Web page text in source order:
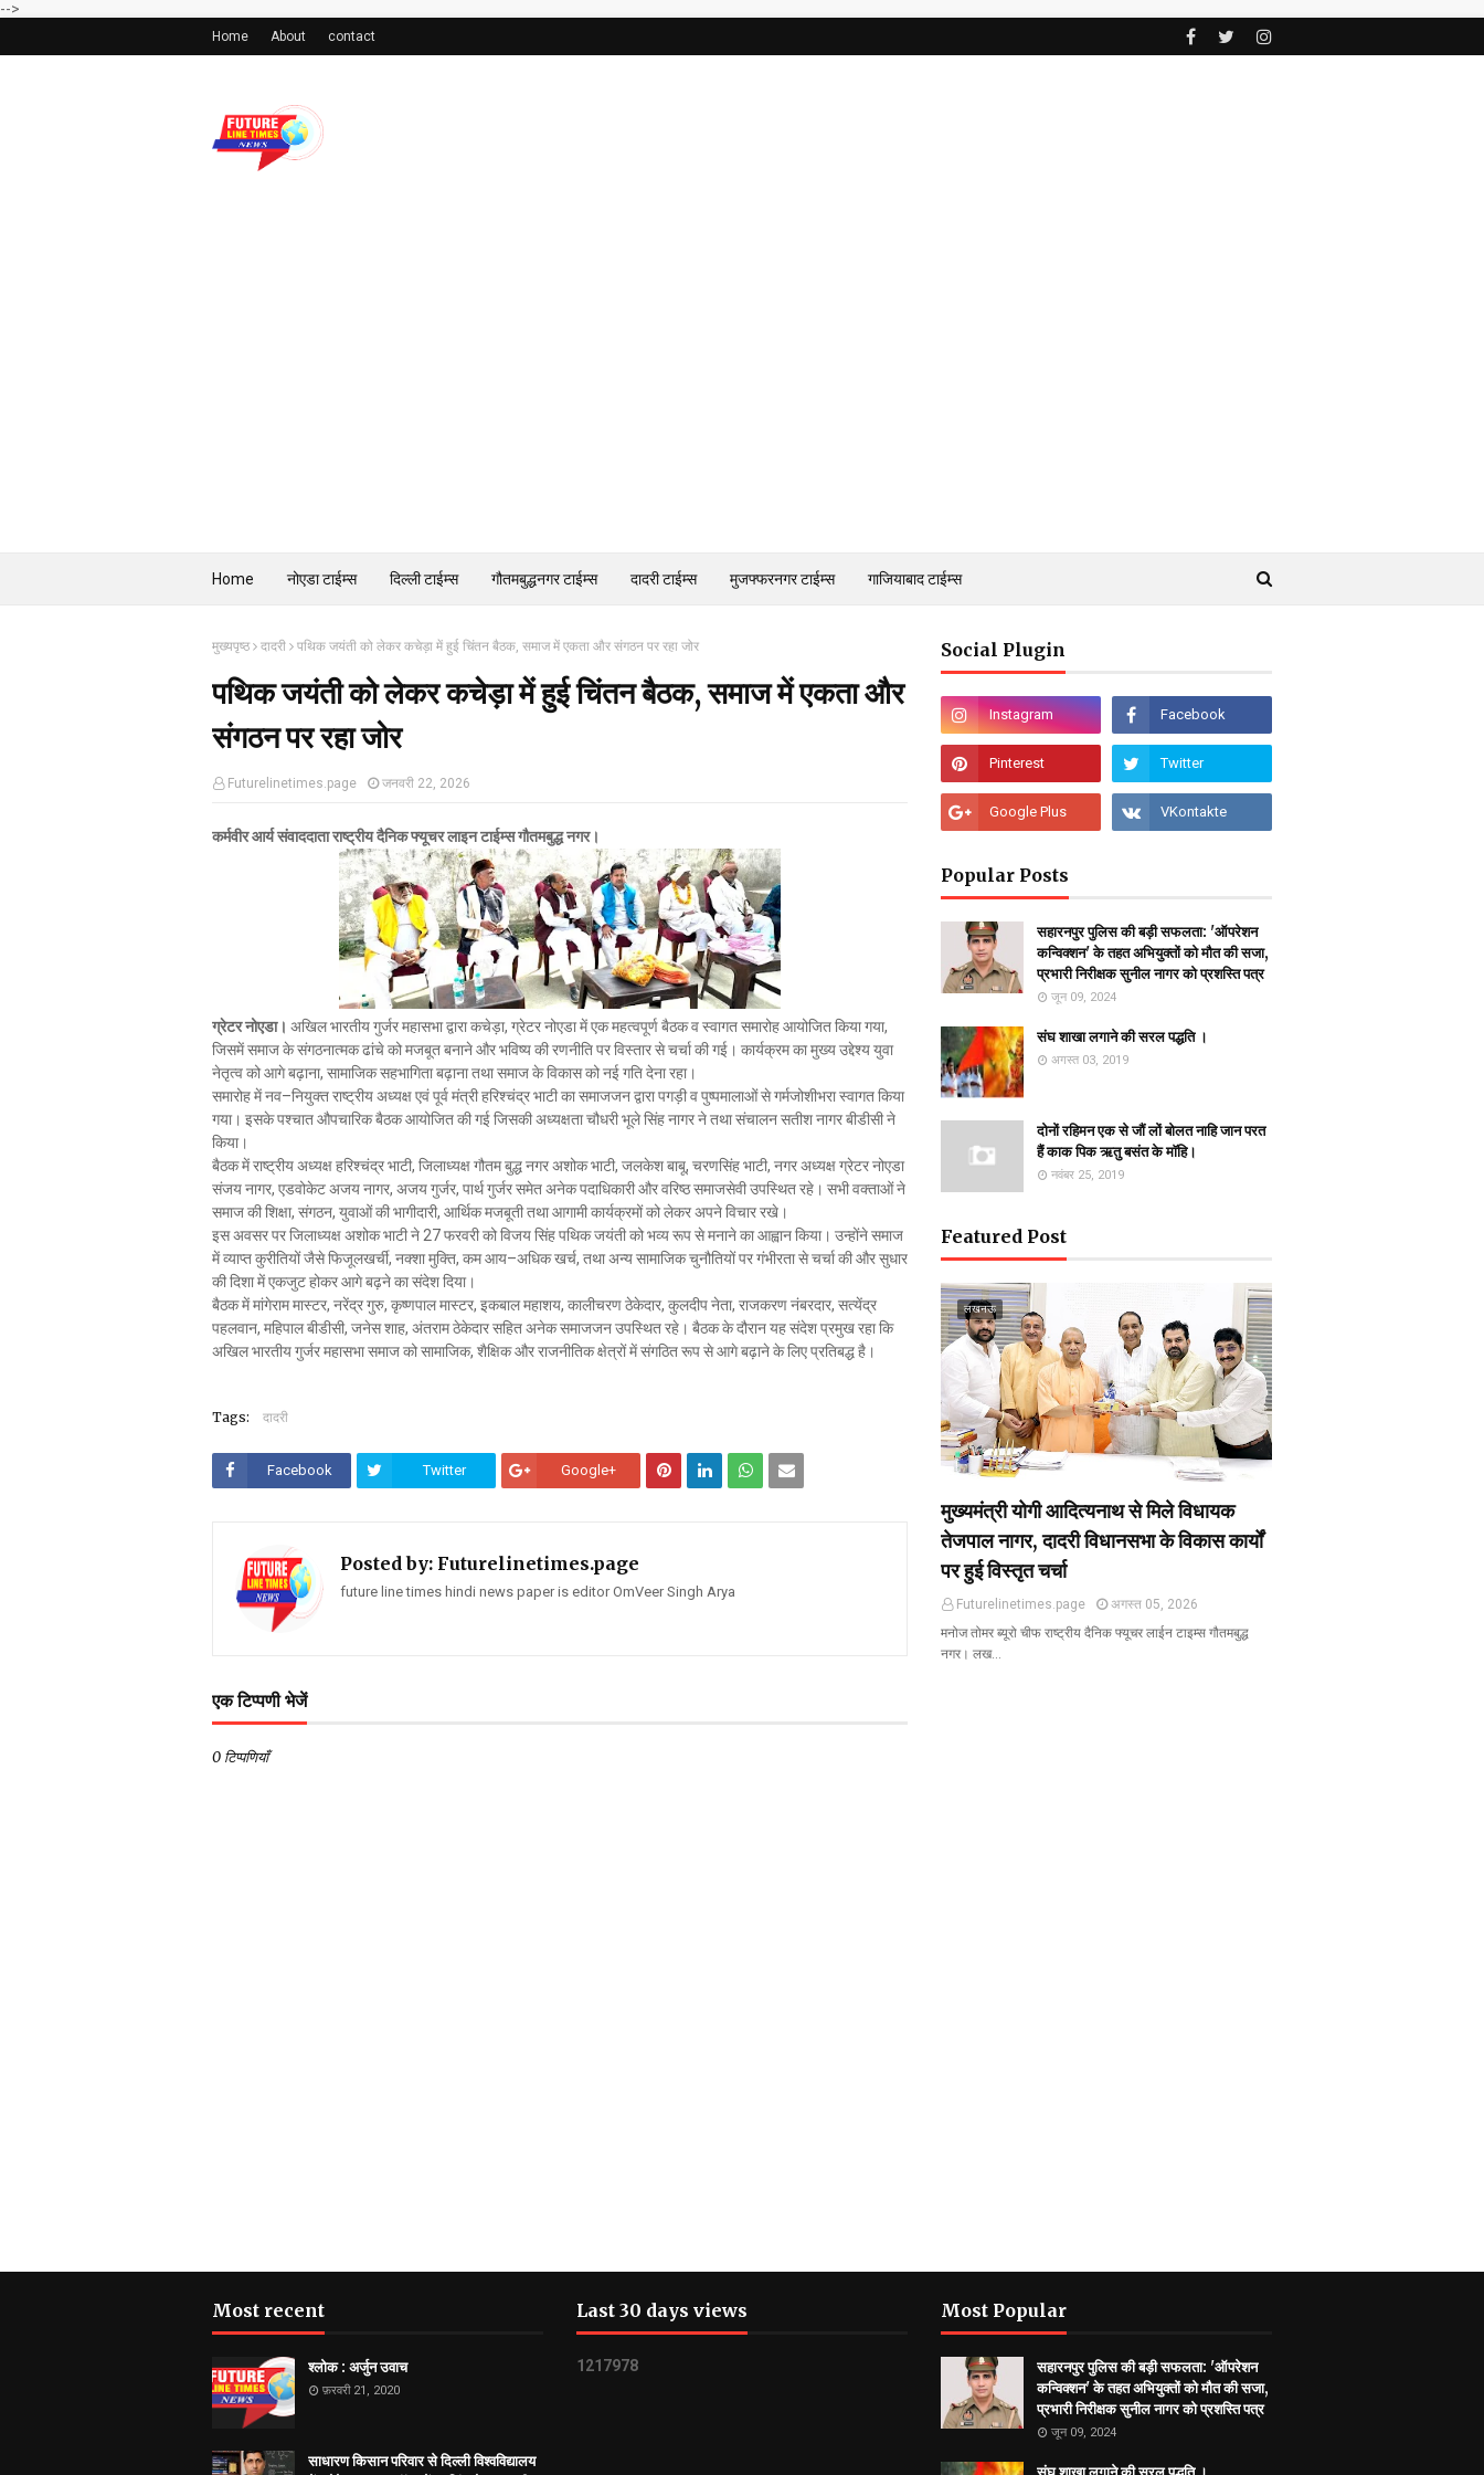
-->
Home About contact
Home नोएडा टाईम्स दिल्ली टाईम्स गौतमबुद्धनगर टाईम्स दादरी टाईम्स मुजफ्फरनगर टाईम्स गाजियाबाद टाईम्स
मुख्यपृष्ठ दादरी पथिक जयंती को लेकर कचेड़ा में हुई चिंतन बैठक, समाज में एकता और संगठन पर रहा जोर
पथिक जयंती को लेकर कचेड़ा में हुई चिंतन बैठक, समाज में एकता और
संगठन पर रहा जोर
Futurelinetimes.page जनवरी 22, 2026
कर्मवीर आर्य संवाददाता राष्ट्रीय दैनिक फ्यूचर लाइन टाईम्स गौतमबुद्ध नगर।
ग्रेटर नोएडा। अखिल भारतीय गुर्जर महासभा द्वारा कचेड़ा, ग्रेटर नोएडा में एक महत्वपूर्ण बैठक व स्वागत समारोह आयोजित किया गया,
जिसमें समाज के संगठनात्मक ढांचे को मजबूत बनाने और भविष्य की रणनीति पर विस्तार से चर्चा की गई। कार्यक्रम का मुख्य उद्देश्य युवा
नेतृत्व को आगे बढ़ाना, सामाजिक सहभागिता बढ़ाना तथा समाज के विकास को नई गति देना रहा।
समारोह में नव–नियुक्त राष्ट्रीय अध्यक्ष एवं पूर्व मंत्री हरिश्चंद्र भाटी का समाजजन द्वारा पगड़ी व पुष्पमालाओं से गर्मजोशीभरा स्वागत किया
गया। इसके पश्चात औपचारिक बैठक आयोजित की गई जिसकी अध्यक्षता चौधरी भूले सिंह नागर ने तथा संचालन सतीश नागर बीडीसी ने
किया।
बैठक में राष्ट्रीय अध्यक्ष हरिश्चंद्र भाटी, जिलाध्यक्ष गौतम बुद्ध नगर अशोक भाटी, जलकेश बाबू, चरणसिंह भाटी, नगर अध्यक्ष ग्रेटर नोएडा
संजय नागर, एडवोकेट अजय नागर, अजय गुर्जर, पार्थ गुर्जर समेत अनेक पदाधिकारी और वरिष्ठ समाजसेवी उपस्थित रहे। सभी वक्ताओं ने
समाज की शिक्षा, संगठन, युवाओं की भागीदारी, आर्थिक मजबूती तथा आगामी कार्यक्रमों को लेकर अपने विचार रखे।
इस अवसर पर जिलाध्यक्ष अशोक भाटी ने 27 फरवरी को विजय सिंह पथिक जयंती को भव्य रूप से मनाने का आह्वान किया। उन्होंने समाज
में व्याप्त कुरीतियों जैसे फिजूलखर्ची, नक्शा मुक्ति, कम आय–अधिक खर्च, तथा अन्य सामाजिक चुनौतियों पर गंभीरता से चर्चा की और सुधार
की दिशा में एकजुट होकर आगे बढ़ने का संदेश दिया।
बैठक में मांगेराम मास्टर, नरेंद्र गुरु, कृष्णपाल मास्टर, इकबाल महाशय, कालीचरण ठेकेदार, कुलदीप नेता, राजकरण नंबरदार, सत्येंद्र
पहलवान, महिपाल बीडीसी, जनेस शाह, अंतराम ठेकेदार सहित अनेक समाजजन उपस्थित रहे। बैठक के दौरान यह संदेश प्रमुख रहा कि
अखिल भारतीय गुर्जर महासभा समाज को सामाजिक, शैक्षिक और राजनीतिक क्षेत्रों में संगठित रूप से आगे बढ़ाने के लिए प्रतिबद्ध है।
Tags: दादरी
Facebook Twitter Google+
Posted by: Futurelinetimes.page
future line times hindi news paper is editor OmVeer Singh Arya
एक टिप्पणी भेजें
0 टिप्पणियाँ
Social Plugin
Popular Posts
सहारनपुर पुलिस की बड़ी सफलता: 'ऑपरेशन
कन्विक्शन' के तहत अभियुक्तों को मौत की सजा,
प्रभारी निरीक्षक सुनील नागर को प्रशस्ति पत्र
जून 09, 2024
संघ शाखा लगाने की सरल पद्धति ।
अगस्त 03, 2019
दोनों रहिमन एक से जौं लों बोलत नाहि जान परत
हैं काक पिक ऋतु बसंत के माॅहि।
नवंबर 25, 2019
Featured Post
लखनऊ
मुख्यमंत्री योगी आदित्यनाथ से मिले विधायक
तेजपाल नागर, दादरी विधानसभा के विकास कार्यों
पर हुई विस्तृत चर्चा
Futurelinetimes.page
अगस्त 05, 2026
मनोज तोमर ब्यूरो चीफ राष्ट्रीय दैनिक फ्यूचर लाईन टाइम्स गौतमबुद्ध
नगर। लख…
Most recent
श्लोक : अर्जुन उवाच
फ़रवरी 21, 2020
साधारण किसान परिवार से दिल्ली विश्वविद्यालय
Last 30 days views
1 21 7978
Most Popular
सहारनपुर पुलिस की बड़ी सफलता: 'ऑपरेशन
कन्विक्शन' के तहत अभियुक्तों को मौत की सजा,
प्रभारी निरीक्षक सुनील नागर को प्रशस्ति पत्र
जून 09, 2024